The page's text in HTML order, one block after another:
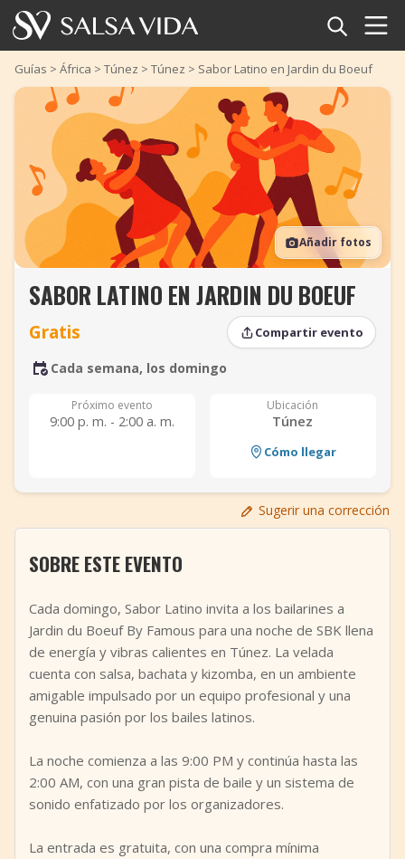
Inicio
Eventos
Noticias
Artículos
Videos
Glosario
Tienda
TuneTempo
Añadir evento
Guías > África > Túnez > Túnez > Sabor Latino en Jardin du Boeuf
Añadir fotos
SABOR LATINO EN JARDIN DU BOEUF
Gratis Compartir evento
Cada semana, los domingo
Próximo evento
9:00 p. m. - 2:00 a. m.
Ubicación
Túnez
Cómo llegar
Sugerir una corrección
SOBRE ESTE EVENTO
Cada domingo, Sabor Latino invita a los bailarines a
Jardin du Boeuf By Famous para una noche de SBK llena
de energía y vibras calientes en Túnez. La velada
cuenta con salsa, bachata y kizomba, en un ambiente
amigable impulsado por un equipo profesional y una
genuina pasión por los bailes latinos.
La noche comienza a las 9:00 PM y continúa hasta las
2:00 AM, con una gran pista de baile y un sistema de
sonido enfatizado por los organizadores.
La entrada es gratuita, con una compra mínima